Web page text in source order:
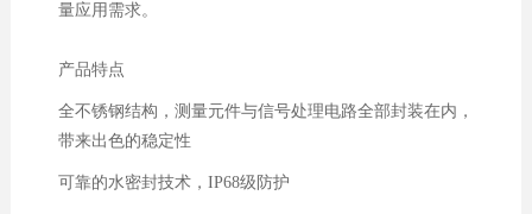
量应用需求。
产品特点
全不锈钢结构，测量元件与信号处理电路全部封装在内，
带来出色的稳定性
可靠的水密封技术，IP68级防护